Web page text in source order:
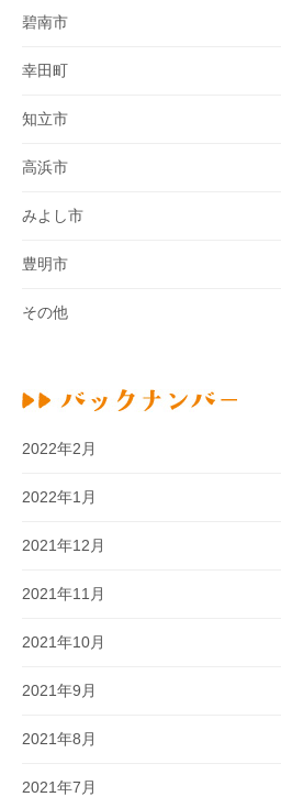
碧南市
幸田町
知立市
高浜市
みよし市
豊明市
その他
2022年2月
2022年1月
2021年12月
2021年11月
2021年10月
2021年9月
2021年8月
2021年7月